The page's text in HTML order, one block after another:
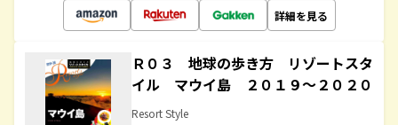
詳細を見る
Ｒ０３ 地球の歩き方 リゾートスタ
イル マウイ島 ２０１９～２０２０
Resort Style